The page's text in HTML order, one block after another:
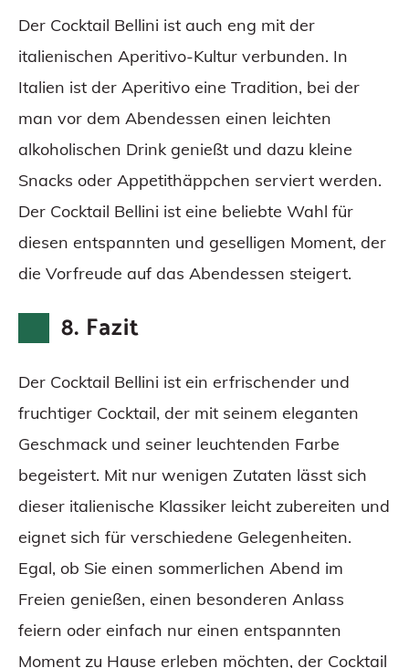
Der Cocktail Bellini ist auch eng mit der
italienischen Aperitivo-Kultur verbunden. In
Italien ist der Aperitivo eine Tradition, bei der
man vor dem Abendessen einen leichten
alkoholischen Drink genießt und dazu kleine
Snacks oder Appetithäppchen serviert werden.
Der Cocktail Bellini ist eine beliebte Wahl für
diesen entspannten und geselligen Moment, der
die Vorfreude auf das Abendessen steigert.
8. Fazit
Der Cocktail Bellini ist ein erfrischender und
fruchtiger Cocktail, der mit seinem eleganten
Geschmack und seiner leuchtenden Farbe
begeistert. Mit nur wenigen Zutaten lässt sich
dieser italienische Klassiker leicht zubereiten und
eignet sich für verschiedene Gelegenheiten.
Egal, ob Sie einen sommerlichen Abend im
Freien genießen, einen besonderen Anlass
feiern oder einfach nur einen entspannten
Moment zu Hause erleben möchten, der Cocktail